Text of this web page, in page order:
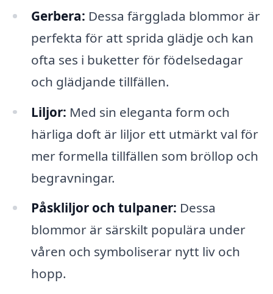
Gerbera: Dessa färgglada blommor är
perfekta för att sprida glädje och kan
ofta ses i buketter för födelsedagar
och glädjande tillfällen.
Liljor: Med sin eleganta form och
härliga doft är liljor ett utmärkt val för
mer formella tillfällen som bröllop och
begravningar.
Påskliljor och tulpaner: Dessa
blommor är särskilt populära under
våren och symboliserar nytt liv och
hopp.